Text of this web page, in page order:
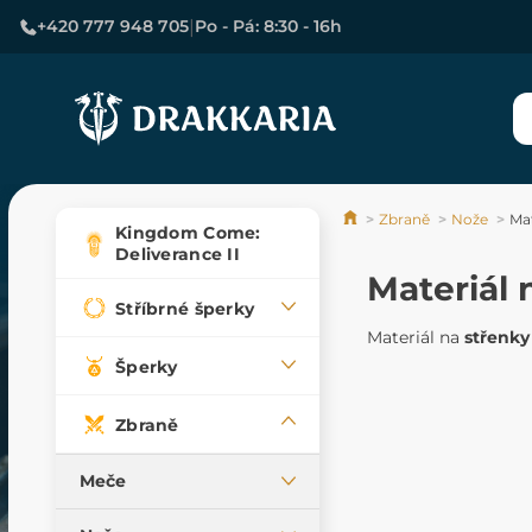
+420 777 948 705|Po - Pá: 8:30 - 16h
Kingdom Come:
Deliverance II
Stříbrné šperky
Šperky
Zbraně
Meče
Středověké meče
Zbraně Nože
Materiál
Materiál na